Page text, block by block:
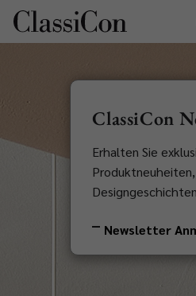
ClassiCon
Erhalten Sie
Newsletter